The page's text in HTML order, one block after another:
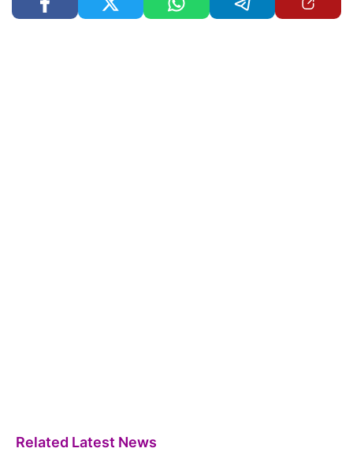
Related Latest News